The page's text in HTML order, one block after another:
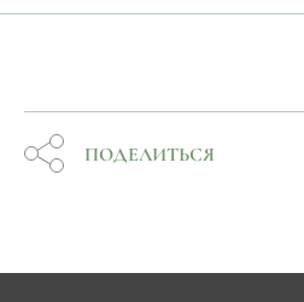
ПОДЕЛИТЬСЯ